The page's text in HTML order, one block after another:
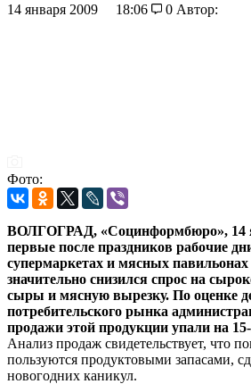
14 января 2009 18:06 0 Автор:
Фото:
ВОЛГОГРАД, «Социнформбюро», 14
первые после праздников рабочие
супермаркетах и мясных павильонах
значительно снизился спрос на
сыры и мясную вырезку. По оценке
потребительского рынка
продажи этой продукции упали на
Анализ продаж свидетельствует, что
пользуются продуктовыми запасами,
новогодних каникул.